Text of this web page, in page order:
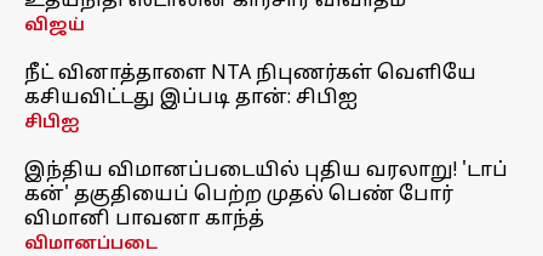
விஜய்
நீட் வினாத்தாளை NTA நிபுணர்கள் வெளியே
கசியவிட்டது இப்படி தான்: சிபிஐ
சிபிஐ
இந்திய விமானப்படையில் புதிய வரலாறு! 'டாப்
கன்' தகுதியைப் பெற்ற முதல் பெண் போர்
விமானி பாவனா காந்த்
விமானப்படை